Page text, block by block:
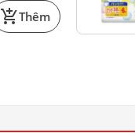
add_shopping_cartThêm